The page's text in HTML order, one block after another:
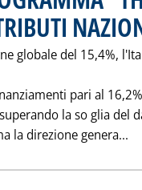
globale del 15,4%,
pari al
la so glia del
la direzione genera...